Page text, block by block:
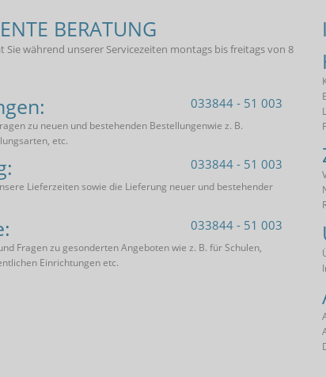
BERATUNG
Sie während unserer Servicezeiten montags bis freitags von 8
033844 - 51 003
zu neuen und bestehenden Bestellungenwie z. B.
etc.
033844 - 51 003
Lieferzeiten sowie die Lieferung neuer und bestehender
033844 - 51 003
Fragen zu gesonderten Angeboten wie z. B. für Schulen,
Einrichtungen etc.